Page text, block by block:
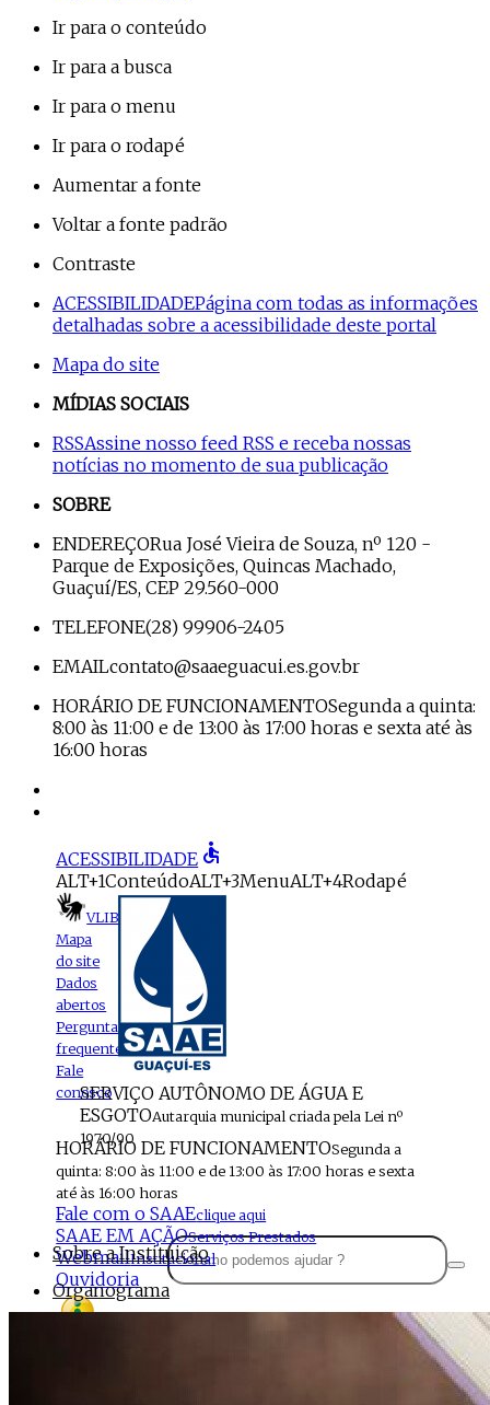
Ir para o conteúdo
Ir para a busca
Ir para o menu
Ir para o rodapé
Aumentar a fonte
Voltar a fonte padrão
Contraste
ACESSIBILIDADEPágina com todas as informações
detalhadas sobre a acessibilidade deste portal
Mapa do site
MÍDIAS SOCIAIS
RSSAssine nosso feed RSS e receba nossas
notícias no momento de sua publicação
SOBRE
ENDEREÇORua José Vieira de Souza, nº 120 -
Parque de Exposições, Quincas Machado,
Guaçuí/ES, CEP 29.560-000
TELEFONE(28) 99906-2405
EMAILcontato@saaeguacui.es.gov.br
HORÁRIO DE FUNCIONAMENTOSegunda a quinta:
8:00 às 11:00 e de 13:00 às 17:00 horas e sexta até às
16:00 horas
ACESSIBILIDADE accessible
ALT+1ConteúdoALT+3MenuALT+4Rodapé
VLIBRAS
Mapa
do site
Dados
abertos
Perguntas
frequentes
Fale
conosco
SERVIÇO AUTÔNOMO DE ÁGUA E
ESGOTOAutarquia municipal criada pela Lei nº
1970/90
HORÁRIO DE FUNCIONAMENTOSegunda a
quinta: 8:00 às 11:00 e de 13:00 às 17:00 horas e sexta
até às 16:00 horas
Fale com o SAAEclique aqui
SAAE EM AÇÃOServiços Prestados
WebmailInstitucional
Ouvidoria
Sobre a Instituição
Organograma